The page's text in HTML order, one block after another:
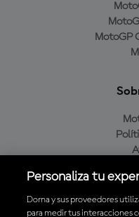
MotoGP
Personaliza tu
Dorna y sus proveedores
para medir tus interacciones